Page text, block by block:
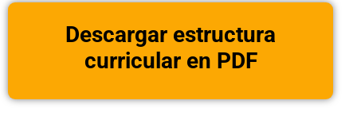
Descargar estructura
curricular en PDF